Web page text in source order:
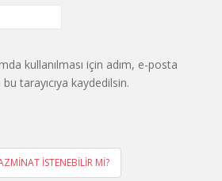
kullanılması için adım, e-posta
tarayıcıya kaydedilsin.
İSTENEBİLİR Mİ?